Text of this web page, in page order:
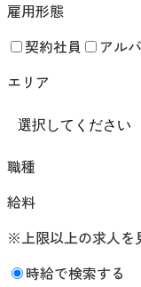
雇用形態
契約社員 アル
エリア
職種
給料
※上限以上の求人を
時給で検索する